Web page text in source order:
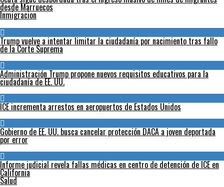
desde Marruecos
Inmigracion
Trump vuelve a intentar limitar la ciudadanía por nacimiento tras fallo
de la Corte Suprema
Administración Trump propone nuevos requisitos educativos para la
ciudadanía de EE. UU.
ICE incrementa arrestos en aeropuertos de Estados Unidos
Gobierno de EE. UU. busca cancelar protección DACA a joven deportada
por error
Informe judicial revela fallas médicas en centro de detención de ICE en
California
Salud